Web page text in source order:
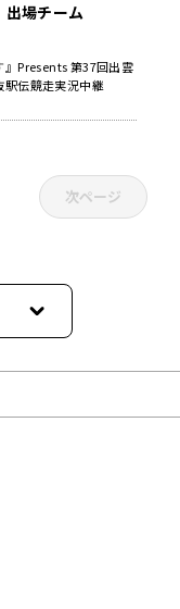
場チーム
』Presents 第37回出雲
駅伝競走実況中継
次ページ